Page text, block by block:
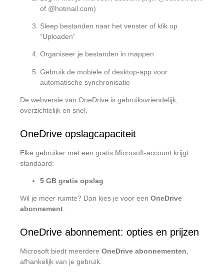
of @hotmail.com)
Sleep bestanden naar het venster of klik op
“Uploaden”
Organiseer je bestanden in mappen
Gebruik de mobiele of desktop-app voor
automatische synchronisatie
De webversie van OneDrive is gebruiksvriendelijk,
overzichtelijk en snel.
OneDrive opslagcapaciteit
Elke gebruiker met een gratis Microsoft-account krijgt
standaard:
5 GB gratis opslag
Wil je meer ruimte? Dan kies je voor een OneDrive
abonnement.
OneDrive abonnement: opties en prijzen
Microsoft biedt meerdere OneDrive abonnementen
afhankelijk van je gebruik.